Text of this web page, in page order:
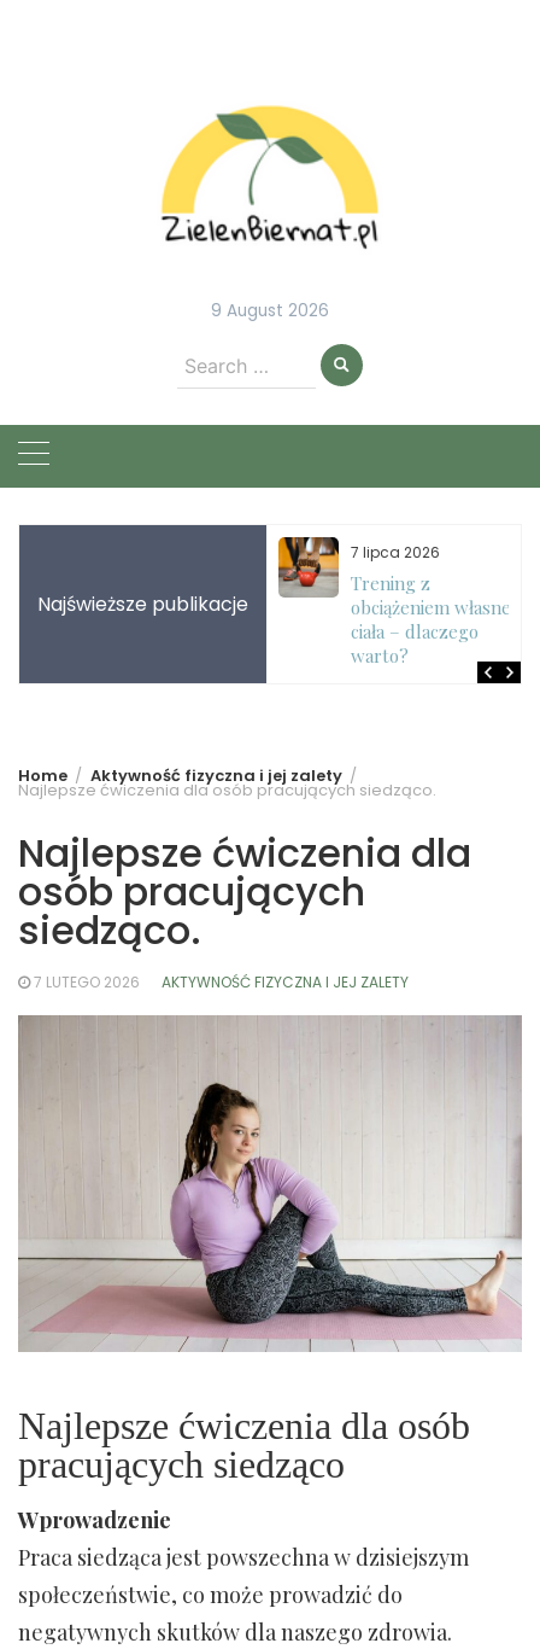
9 August 2026
Search
for:
Najświeższe publikacje
chwytu w treningu
7 lipca 2026
Trening z
obciążeniem własnego
ciała – dlaczego
warto?
Home Aktywność fizyczna i jej zalety
Najlepsze ćwiczenia dla osób pracujących siedząco.
Najlepsze ćwiczenia dla
osób pracujących
siedząco.
7 LUTEGO 2026 AKTYWNOŚĆ FIZYCZNA I JEJ ZALETY
Najlepsze ćwiczenia dla osób
pracujących siedząco
Wprowadzenie
Praca siedząca jest powszechna w dzisiejszym
społeczeństwie, co może prowadzić do
negatywnych skutków dla naszego zdrowia.